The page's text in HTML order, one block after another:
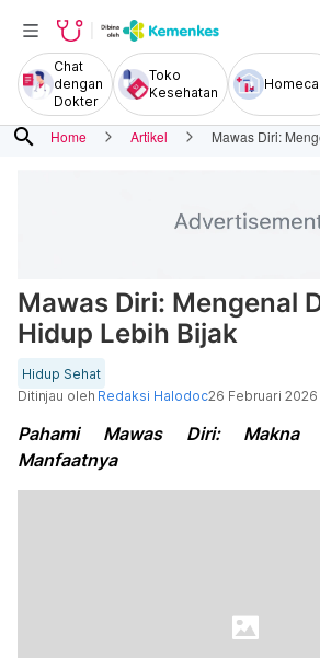
Chat
dengan
Dokter
Toko
Kesehatan
search Home Artikel Mawas Diri:
Mawas Diri: Mengenal
Hidup Lebih Bijak
Hidup Sehat
Ditinjau oleh Redaksi Halodoc26 Februari 2026
Pahami Mawas Diri: Makna
Manfaatnya